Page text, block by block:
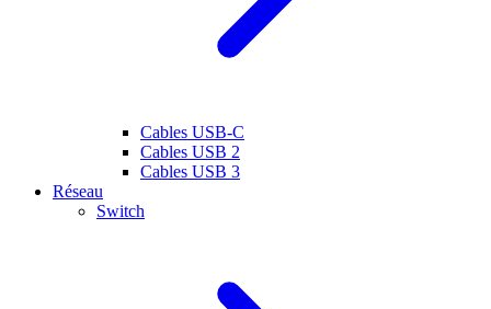
Cables USB-C
Cables USB 2
Cables USB 3
Réseau
Switch